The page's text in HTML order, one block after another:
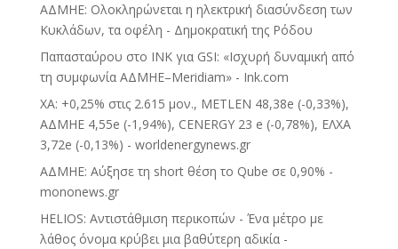
ΑΔΜΗΕ: Ολοκληρώνεται η ηλεκτρική διασύνδεση των
Κυκλάδων, τα οφέλη - Δημοκρατική της Ρόδου
Παπασταύρου στο INK για GSI: «Ισχυρή δυναμική από
τη συμφωνία ΑΔΜΗΕ–Meridiam» - Ink.com
ΧΑ: +0,25% στις 2.615 μον., METLEN 48,38e (-0,33%),
ΑΔΜΗΕ 4,55e (-1,94%), CENERGY 23 e (-0,78%), ΕΛΧΑ
3,72e (-0,13%) - worldenergynews.gr
ΑΔΜΗΕ: Αύξησε τη short θέση το Qube σε 0,90% -
mononews.gr
HELIOS: Αντιστάθμιση περικοπών - Ένα μέτρο με
λάθος όνομα κρύβει μια βαθύτερη αδικία -